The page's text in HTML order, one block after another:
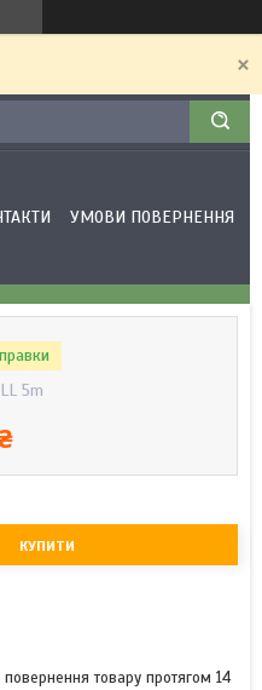
УМОВИ ПОВЕРНЕННЯ
5m
КУПИТИ
повернення товару протягом 14